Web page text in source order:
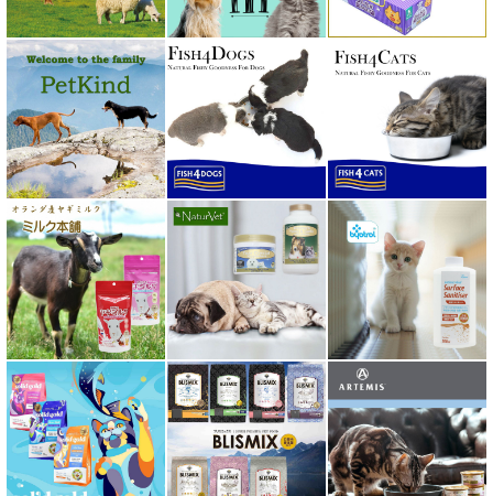
ペトコト PETOKOTO
ホワイトフォックス
ボンショーズペット bonnechose pet
ママクック
ミャウ MEOW
ミャオイングヘッズ MEOWING HEADS
ミルク本舗
ムーラムーラ Moora Moora
ルイトモ RUITOMO
ロザイボトル
ロッカ ROKKA